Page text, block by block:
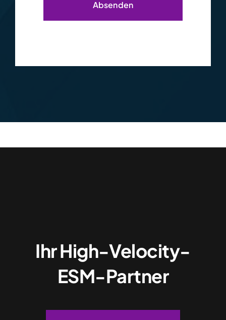
Ihr High-Velocity-
ESM-Partner